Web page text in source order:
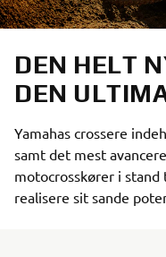
DEN HELT
DEN
Yamahas crossere
samt det mest
motocrosskører i stand
realisere sit sande